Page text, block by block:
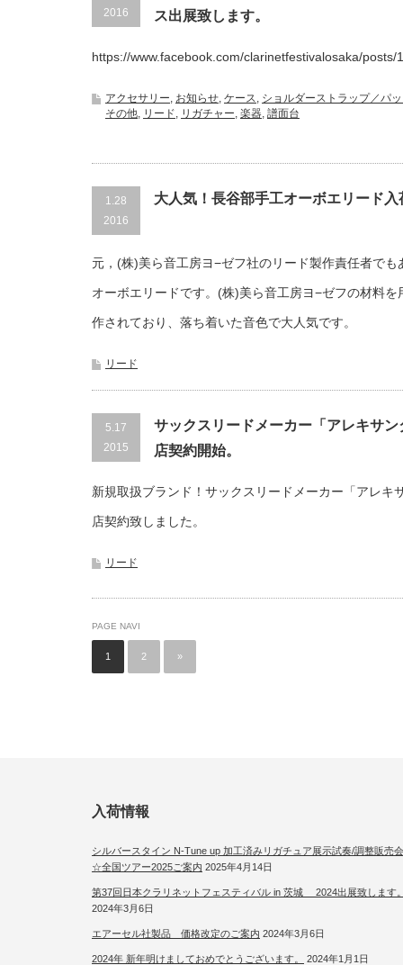
2016
ス出展致します。
https://www.facebook.com/clarinetfestivalosaka/posts/
アクセサリー, お知らせ, ケース, ショルダーストラップ／パ
その他, リード, リガチャー, 楽器, 譜面台
1.28
2016
大人気！長谷部手工オーボエリード入
元，(株)美ら音工房ヨ−ゼフ社のリード製作責任者でも
オーボエリードです。(株)美ら音工房ヨ−ゼフの材料を
作されており、落ち着いた音色で大人気です。
リード
5.17
2015
サックスリードメーカー「アレキサ
店契約開始。
新規取扱ブランド！サックスリードメーカー「アレキ
店契約致しました。
リード
PAGE NAVI
1 2 »
入荷情報
シルバースタイン N-Tune up 加工済みリガチュア展示試奏/調整販売会
☆全国ツアー2025ご案内 2025年4月14日
第37回日本クラリネットフェスティバル in 茨城 2024出展致します。
2024年3月6日
エアーセル社製品 価格改定のご案内 2024年3月6日
2024年 新年明けましておめでとうございます。 2024年1月1日